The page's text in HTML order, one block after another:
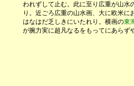
われずして止む。此に至り広重が山水の
り。近ごろ広重の山水画、大に欧米にお
はなはだ乏しきにいたれり。横画の東